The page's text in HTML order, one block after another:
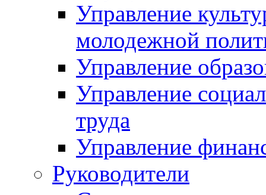
Управление
молодежной
Управление
Управление
труда
Управление
Руководители